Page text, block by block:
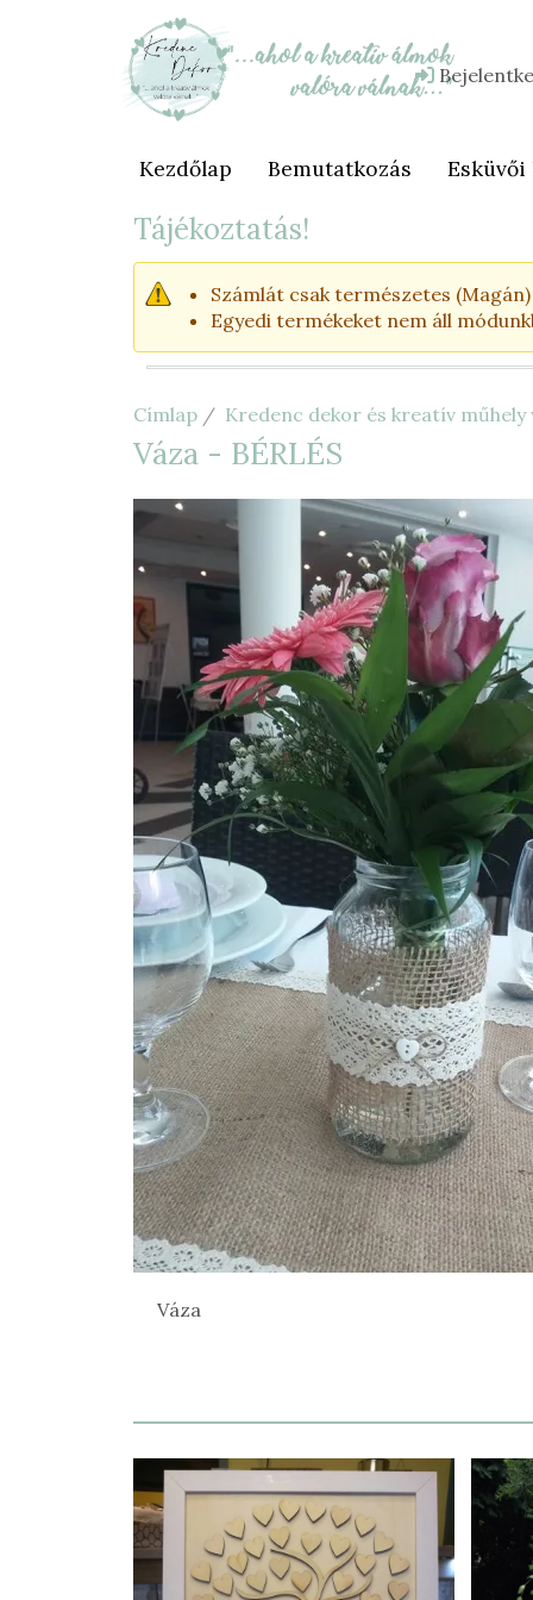
Felhasználói
menüje
Fő
navigáció
Kezdőlap Bemutatkozás
Tájékoztatás!
Számlát csak természetes
Egyedi termékeket nem áll
Címlap Kredenc dekor és kreatív
Váza - BÉRLÉS
Váza